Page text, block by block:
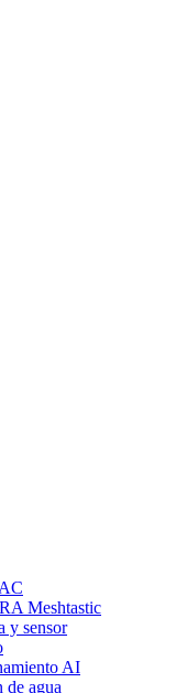
Meshtastic
y sensor
AI
agua